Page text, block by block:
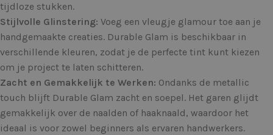
tijdloze stukken.
Stijlvolle Glinstering: Voeg een vleugje glamour toe aan je
handgemaakte creaties. Durable Glam is beschikbaar in
verschillende kleuren, zodat je de perfecte tint kunt kiezen
om je project te laten schitteren.
Zacht en Gemakkelijk te Werken: Ondanks de metallic
touch blijft Durable Glam zacht en soepel. Het garen glijdt
gemakkelijk over de naalden of haaknaald, waardoor het
ideaal is voor zowel beginners als ervaren handwerkers.